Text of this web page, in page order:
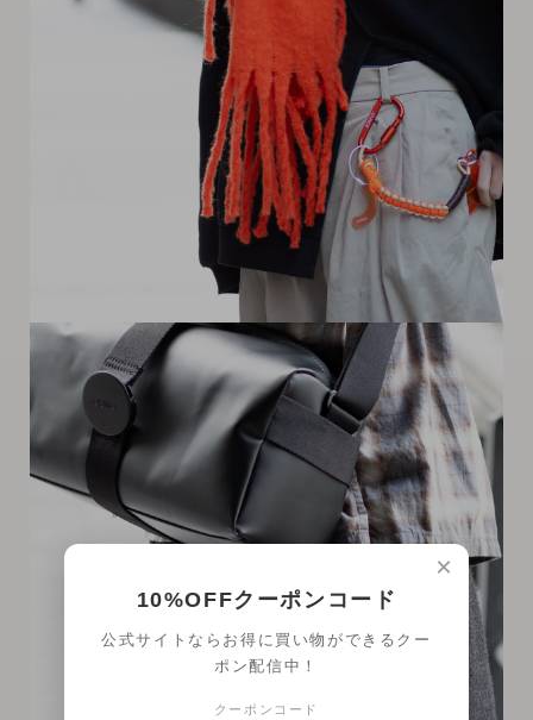
×
10%OFFクーポンコード
公式サイトならお得に買い物ができるクー
ポン配信中！
クーポンコード